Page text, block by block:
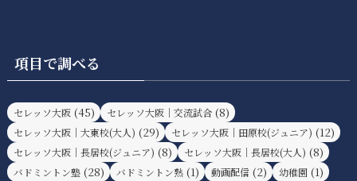
項目で調べる
セレッソ大阪 (45) セレッソ大阪｜交流試合 (8)
セレッソ大阪｜大東校(大人) (29) セレッソ大阪｜田原校(ジュニア) (12)
セレッソ大阪｜長居校(ジュニア) (8) セレッソ大阪｜長居校(大人) (8)
バドミントン塾 (28) バドミントン熟 (1) 動画配信 (2) 幼稚園 (1)